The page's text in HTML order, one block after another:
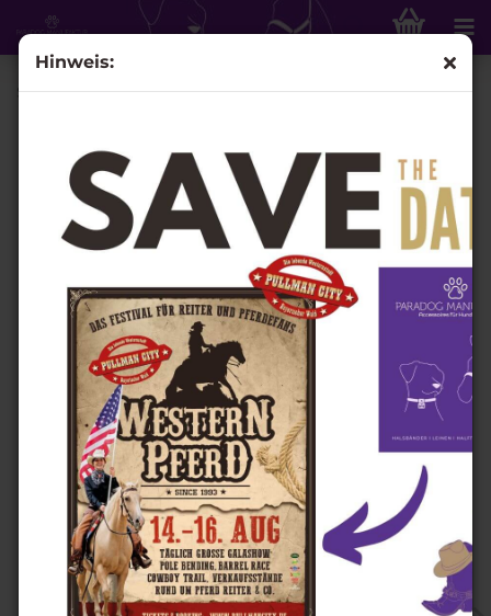
Hinweis:
Schmuckhalfter "Cascarda"